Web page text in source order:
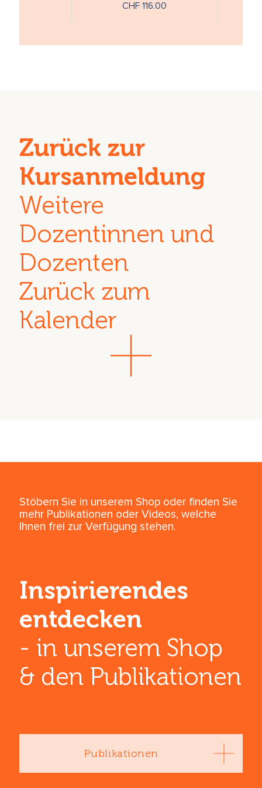
CHF 116.00
Zurück zur
Kursanmeldung
Weitere
Dozentinnen und
Dozenten
Zurück zum
Kalender
Stöbern Sie in unserem Shop oder finden Sie
mehr Publikationen oder Videos, welche
Ihnen frei zur Verfügung stehen.
Inspirierendes
entdecken
- in unserem Shop
& den ­Publikationen
Publikationen